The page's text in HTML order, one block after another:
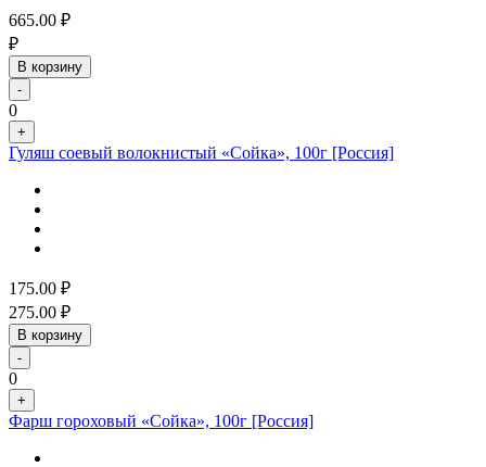
665.00 ₽
₽
В корзину
-
0
+
Гуляш соевый волокнистый «Сойка», 100г [Россия]
175.00 ₽
275.00 ₽
В корзину
-
0
+
Фарш гороховый «Сойка», 100г [Россия]